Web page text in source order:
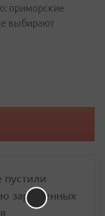
приморские
выбирают
зараженных